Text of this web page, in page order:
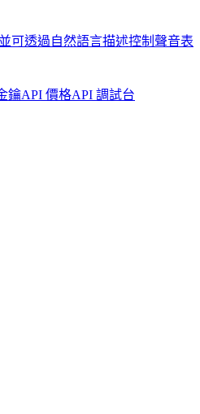
可透過自然語言描述控制聲音表
鑰API 價格API 調試台